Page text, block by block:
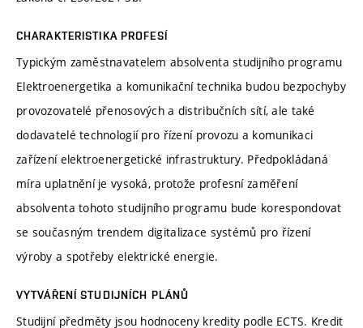
CHARAKTERISTIKA PROFESÍ
Typickým zaměstnavatelem absolventa studijního programu
Elektroenergetika a komunikační technika budou bezpochyby
provozovatelé přenosových a distribučních sítí, ale také
dodavatelé technologií pro řízení provozu a komunikaci
zařízení elektroenergetické infrastruktury. Předpokládaná
míra uplatnění je vysoká, protože profesní zaměření
absolventa tohoto studijního programu bude korespondovat
se současným trendem digitalizace systémů pro řízení
výroby a spotřeby elektrické energie.
VYTVÁŘENÍ STUDIJNÍCH PLÁNŮ
Studijní předměty jsou hodnoceny kredity podle ECTS. Kredit